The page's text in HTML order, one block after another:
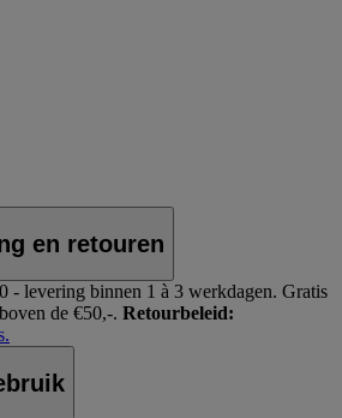
en retouren
- levering binnen 1 à 3 werkdagen. Gratis
de €50,-. Retourbeleid: